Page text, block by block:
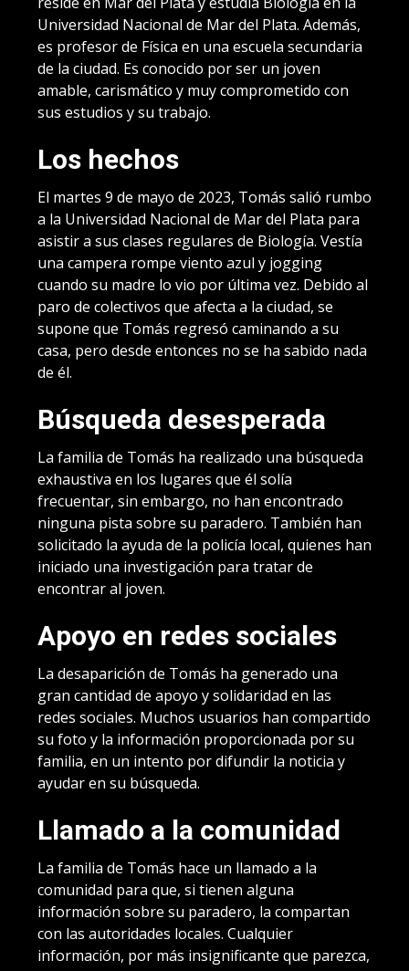
Universidad Nacional de Mar del Plata. Además,
es profesor de Física en una escuela secundaria
de la ciudad. Es conocido por ser un joven
amable, carismático y muy comprometido con
sus estudios y su trabajo.
Los hechos
El martes 9 de mayo de 2023, Tomás salió rumbo
a la Universidad Nacional de Mar del Plata para
asistir a sus clases regulares de Biología. Vestía
una campera rompe viento azul y jogging
cuando su madre lo vio por última vez. Debido al
paro de colectivos que afecta a la ciudad, se
supone que Tomás regresó caminando a su
casa, pero desde entonces no se ha sabido nada
de él.
Búsqueda desesperada
La familia de Tomás ha realizado una búsqueda
exhaustiva en los lugares que él solía
frecuentar, sin embargo, no han encontrado
ninguna pista sobre su paradero. También han
solicitado la ayuda de la policía local, quienes han
iniciado una investigación para tratar de
encontrar al joven.
Apoyo en redes sociales
La desaparición de Tomás ha generado una
gran cantidad de apoyo y solidaridad en las
redes sociales. Muchos usuarios han compartido
su foto y la información proporcionada por su
familia, en un intento por difundir la noticia y
ayudar en su búsqueda.
Llamado a la comunidad
La familia de Tomás hace un llamado a la
comunidad para que, si tienen alguna
información sobre su paradero, la compartan
con las autoridades locales. Cualquier
información, por más insignificante que parezca,